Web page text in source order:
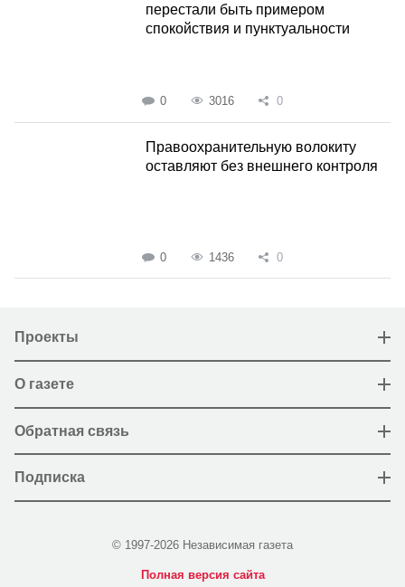
перестали быть примером
спокойствия и пунктуальности
0 3016 0
Правоохранительную волокиту
оставляют без внешнего контроля
0 1436 0
Проекты
О газете
Обратная связь
Подписка
© 1997-2026 Независимая газета
Полная версия сайта